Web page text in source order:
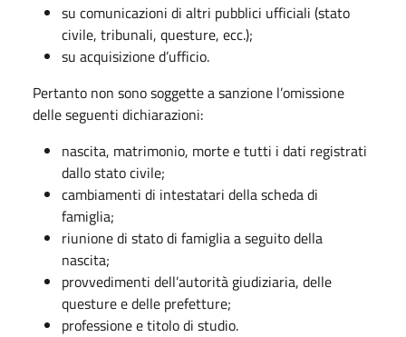
su comunicazioni di altri pubblici ufficiali (stato
civile, tribunali, questure, ecc.);
su acquisizione d’ufficio.
Pertanto non sono soggette a sanzione l’omissione
delle seguenti dichiarazioni:
nascita, matrimonio, morte e tutti i dati registrati
dallo stato civile;
cambiamenti di intestatari della scheda di
famiglia;
riunione di stato di famiglia a seguito della
nascita;
provvedimenti dell’autorità giudiziaria, delle
questure e delle prefetture;
professione e titolo di studio.